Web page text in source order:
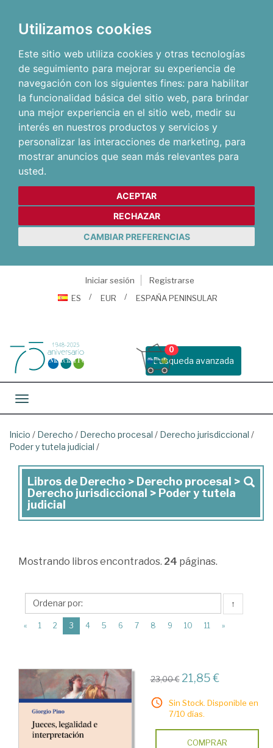
Utilizamos cookies
Este sitio web utiliza cookies y otras tecnologías
de seguimiento para mejorar su experiencia de
navegación con los siguientes fines: para habilitar
la funcionalidad básica del sitio web, para brindar
una mejor experiencia en el sitio web, medir su
interés en nuestros productos y servicios y
personalizar las interacciones de marketing, para
mostrar anuncios que sean más relevantes para
usted.
ACEPTAR
RECHAZAR
CAMBIAR PREFERENCIAS
Iniciar sesión
Registrarse
ES
EUR ESPAÑA PENINSULAR
Busqueda avanzada
0
Toggle navigation
Inicio / Derecho / Derecho procesal / Derecho jurisdiccional /
Poder y tutela judicial /
Libros
de
Derecho
Derecho
>
Derecho
jurisdiccional
Poder
y
tutela
judicial
Libros de Derecho > Derecho procesal >
Derecho jurisdiccional > Poder y tutela
judicial
Mostrando libros encontrados. 24 páginas.
↑
« 1 2 3 (current)
4 5 6 7 8 9 10 11 »
23,00 € 21,85 €
Sin Stock. Disponible en
7/10 días.
COMPRAR